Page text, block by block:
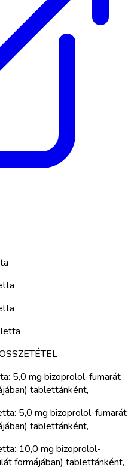
5,0 mg bizoprolol-fumarát
tablettánként,
5,0 mg bizoprolol-fumarát
tablettánként,
10,0 mg bizoprolol-
formájában) tablettánként,